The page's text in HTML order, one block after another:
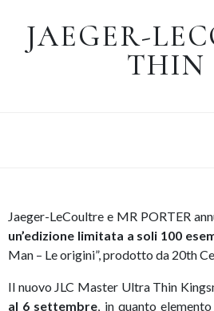
JAEGER-
THIN
Jaeger-LeCoultre e MR PORTER
un’edizione limitata a soli 100
Man – Le origini”, prodotto da 20th
Il nuovo JLC Master Ultra Thin
al 6 settembre, in quanto